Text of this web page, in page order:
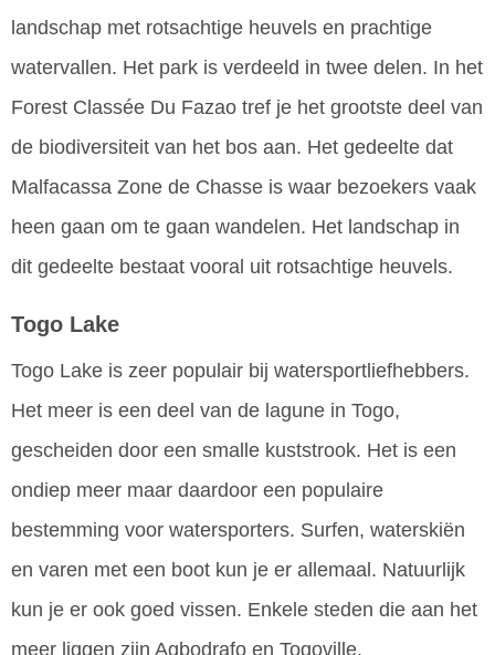
landschap met rotsachtige heuvels en prachtige
watervallen. Het park is verdeeld in twee delen. In het
Forest Classée Du Fazao tref je het grootste deel van
de biodiversiteit van het bos aan. Het gedeelte dat
Malfacassa Zone de Chasse is waar bezoekers vaak
heen gaan om te gaan wandelen. Het landschap in
dit gedeelte bestaat vooral uit rotsachtige heuvels.
Togo Lake
Togo Lake is zeer populair bij watersportliefhebbers.
Het meer is een deel van de lagune in Togo,
gescheiden door een smalle kuststrook. Het is een
ondiep meer maar daardoor een populaire
bestemming voor watersporters. Surfen, waterskiën
en varen met een boot kun je er allemaal. Natuurlijk
kun je er ook goed vissen. Enkele steden die aan het
meer liggen zijn Agbodrafo en Togoville.